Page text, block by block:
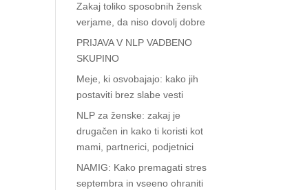
Zakaj toliko sposobnih žensk
verjame, da niso dovolj dobre
PRIJAVA V NLP VADBENO
SKUPINO
Meje, ki osvobajajo: kako jih
postaviti brez slabe vesti
NLP za ženske: zakaj je
drugačen in kako ti koristi kot
mami, partnerici, podjetnici
NAMIG: Kako premagati stres
septembra in vseeno ohraniti